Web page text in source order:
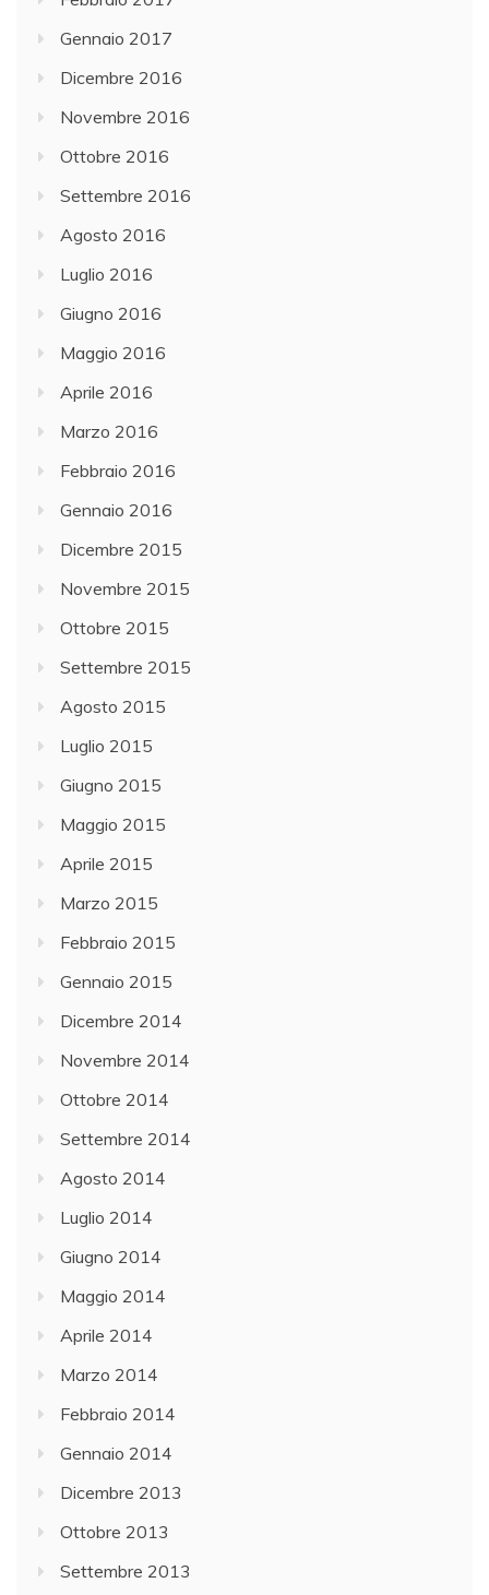
Gennaio 2017
Dicembre 2016
Novembre 2016
Ottobre 2016
Settembre 2016
Agosto 2016
Luglio 2016
Giugno 2016
Maggio 2016
Aprile 2016
Marzo 2016
Febbraio 2016
Gennaio 2016
Dicembre 2015
Novembre 2015
Ottobre 2015
Settembre 2015
Agosto 2015
Luglio 2015
Giugno 2015
Maggio 2015
Aprile 2015
Marzo 2015
Febbraio 2015
Gennaio 2015
Dicembre 2014
Novembre 2014
Ottobre 2014
Settembre 2014
Agosto 2014
Luglio 2014
Giugno 2014
Maggio 2014
Aprile 2014
Marzo 2014
Febbraio 2014
Gennaio 2014
Dicembre 2013
Ottobre 2013
Settembre 2013